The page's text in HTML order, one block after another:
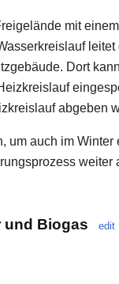
mit
leitet
Dort
abgeben
um auch im Winter
weiter
und Biogas edit